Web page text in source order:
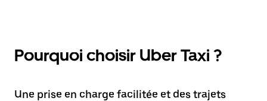
Pourquoi choisir Uber Taxi ?
Une prise en charge facilitée et des trajets